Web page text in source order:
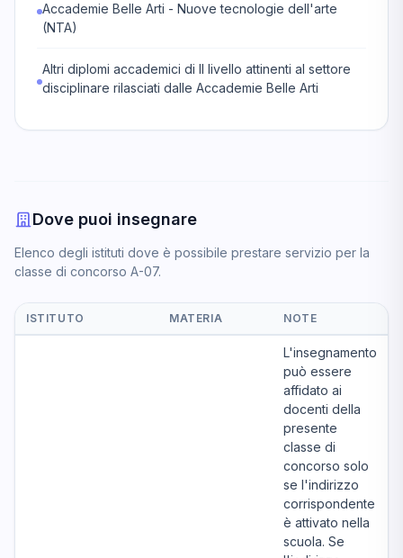
Accademie Belle Arti - Nuove tecnologie dell'arte
(NTA)
Altri diplomi accademici di II livello attinenti al settore
disciplinare rilasciati dalle Accademie Belle Arti
Dove puoi insegnare
Elenco degli istituti dove è possibile prestare servizio per la
classe di concorso A-07.
ISTITUTO MATERIA NOTE
L'insegnamento
può essere
affidato ai
docenti della
presente
classe di
concorso solo
se l'indirizzo
corrispondente
è attivato nella
scuola. Se